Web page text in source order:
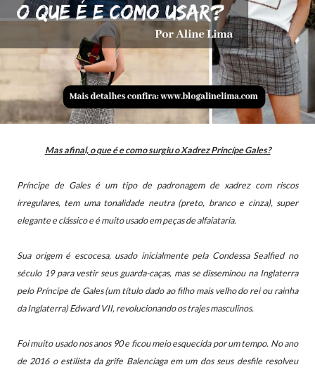
Mas afinal, o que é e como surgiu o Xadrez Princípe Gales?
Príncipe de Gales é um tipo de padronagem de xadrez com riscos
irregulares, tem uma tonalidade neutra (preto, branco e cinza), super
elegante e clássico e é muito usado em peças de alfaiataria.
Sua origem é escocesa, usado inicialmente pela Condessa Sealfied no
século 19 para vestir seus guarda-caças, mas se disseminou na Inglaterra
pelo Príncipe de Gales (um título dado ao filho mais velho do rei ou rainha
da Inglaterra) Edward VII, revolucionando os trajes masculinos.
Foimuito usado nos anos 90 e ficou meio esquecida por um tempo. No ano
de 2016 o estilista da grife Balenciaga em um dos seus desfile resolveu